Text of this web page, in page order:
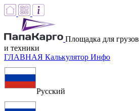
Площадка для грузов
и техники
ГЛАВНАЯ Калькулятор Инфо
Русский